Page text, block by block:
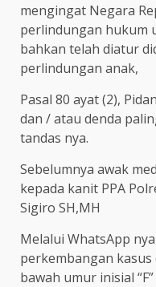
mengingat Negara
perlindungan hukum
bahkan telah diatur
perlindungan anak,
Pasal 80 ayat (2),
dan / atau denda
tandas nya.
Sebelumnya awak
kepada kanit PPA
Sigiro SH,MH
Melalui WhatsApp
perkembangan
bawah umur inisial “F”